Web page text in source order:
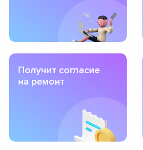
Получит согласие
на ремонт